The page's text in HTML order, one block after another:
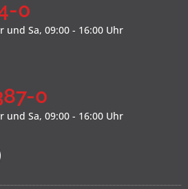
0
und Sa, 09:00 - 16:00 Uhr
0
und Sa, 09:00 - 16:00 Uhr